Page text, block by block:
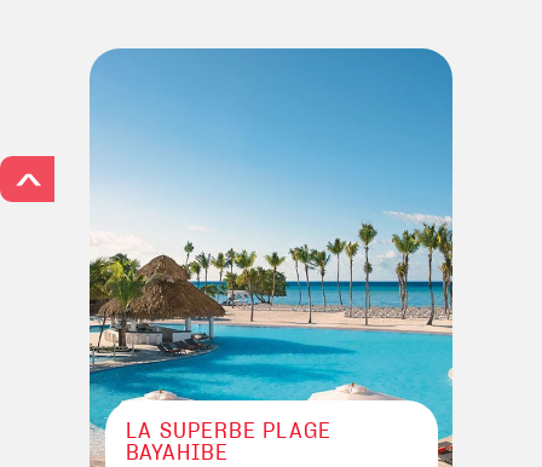
LA SUPERBE PLAGE
BAYAHIBE